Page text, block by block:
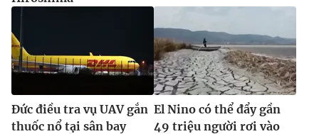
Đức điều tra vụ UAV gắn
thuốc nổ tại sân bay
El Nino có thể đẩy gần
49 triệu người rơi vào